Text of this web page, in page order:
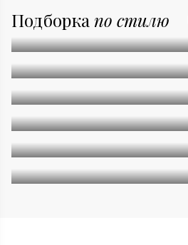
Подборка по стилю
Абстракция
Однотонные
Геометрия
Классические
Современные
Дизайнерские